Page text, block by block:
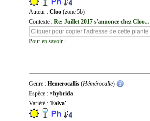
Auteur : Cloo (zone 5b)
Contexte : Re: Juillet 2017 s'annonce chez Cloo...
Pour en savoir +
Genre : Hemerocallis (Hémérocalle)
Espèce : ×hybrida
Variété : 'Falva'